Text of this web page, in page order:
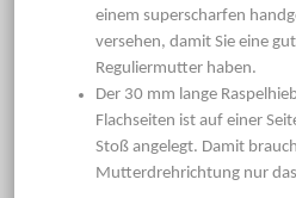
einem superscharfen
versehen, damit Sie eine
Reguliermutter haben.
Der 30 mm lange
Flachseiten ist auf einer
Stoß angelegt. Damit
Mutterdrehrichtung nur